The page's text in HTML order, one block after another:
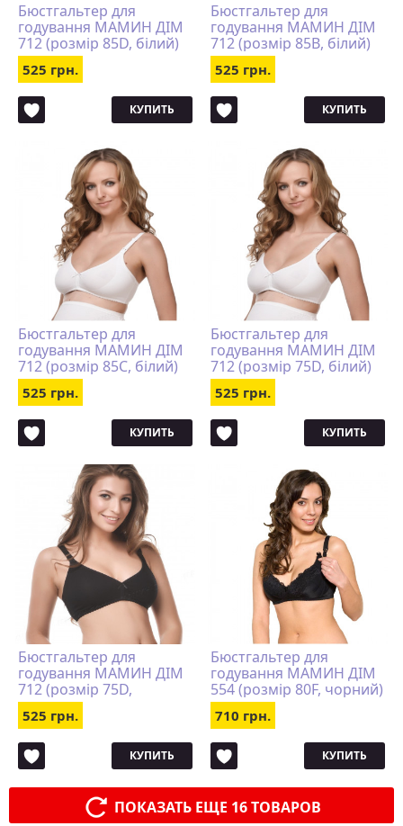
Бюстгальтер для
годування МАМИН ДІМ
712 (розмір 85D, білий)
525 грн.
КУПИТЬ
Бюстгальтер для
годування МАМИН ДІМ
712 (розмір 85B, білий)
525 грн.
КУПИТЬ
Бюстгальтер для
годування МАМИН ДІМ
712 (розмір 85C, білий)
525 грн.
КУПИТЬ
Бюстгальтер для
годування МАМИН ДІМ
712 (розмір 75D, білий)
525 грн.
КУПИТЬ
Бюстгальтер для
годування МАМИН ДІМ
712 (розмір 75D,
чорний)
525 грн.
КУПИТЬ
Бюстгальтер для
годування МАМИН ДІМ
554 (розмір 80F, чорний)
710 грн.
КУПИТЬ
ПОКАЗАТЬ ЕЩЕ 16 ТОВАРОВ